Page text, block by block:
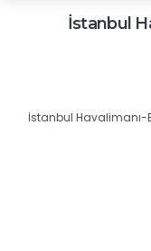
İstanbul
İstanbul Havalimanı-